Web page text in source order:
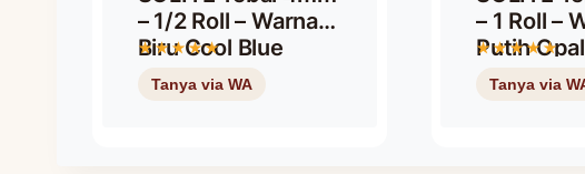
– 1/2 Roll – Warna
Biru Cool Blue
– 1 Roll –
Putih Opal